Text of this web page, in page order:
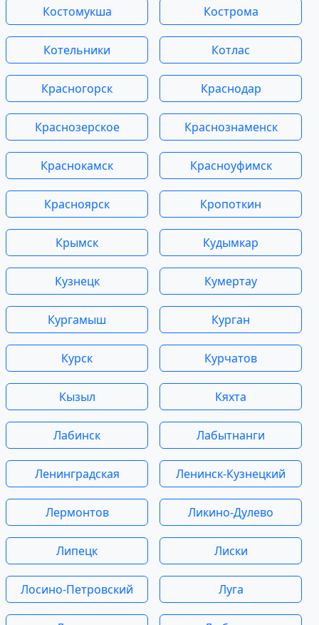
Костомукша Кострома
Котельники Котлас
Красногорск Краснодар
Краснозерское Краснознаменск
Краснокамск Красноуфимск
Красноярск Кропоткин
Крымск Кудымкар
Кузнецк Кумертау
Кургамыш Курган
Курск Курчатов
Кызыл Кяхта
Лабинск Лабытнанги
Ленинградская Ленинск-Кузнецкий
Лермонтов Ликино-Дулево
Липецк Лиски
Лосино-Петровский Луга